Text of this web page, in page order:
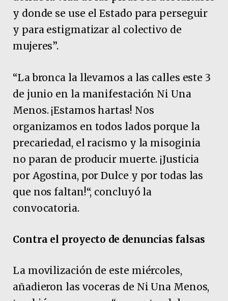
y donde se use el Estado para perseguir
y para estigmatizar al colectivo de
mujeres”.
“La bronca la llevamos a las calles este 3
de junio en la manifestación Ni Una
Menos. ¡Estamos hartas! Nos
organizamos en todos lados porque la
precariedad, el racismo y la misoginia
no paran de producir muerte. ¡Justicia
por Agostina, por Dulce y por todas las
que nos faltan!“, concluyó la
convocatoria.
Contra el proyecto de denuncias falsas
La movilización de este miércoles,
añadieron las voceras de Ni Una Menos,